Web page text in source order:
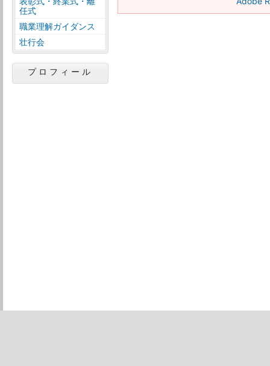
任式
職業理解ガイダンス
壮行会
プロフィール